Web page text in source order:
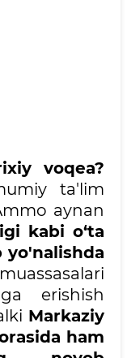
voqea?
ta'lim
aynan
kabi o‘ta
yo'nalishda
erishish
Markaziy
ham